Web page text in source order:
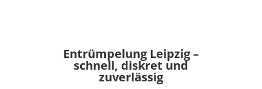
Entrümpelung Leipzig –
schnell, diskret und
zuverlässig